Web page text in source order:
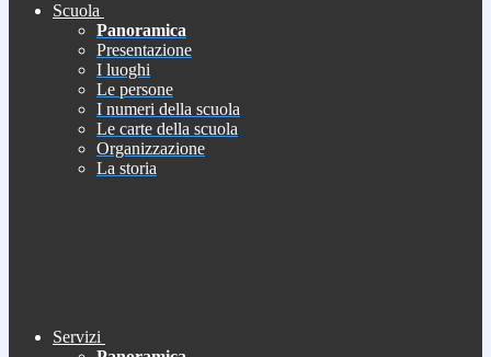
Scuola
Panoramica
Presentazione
I luoghi
Le persone
I numeri della scuola
Le carte della scuola
Organizzazione
La storia
Servizi